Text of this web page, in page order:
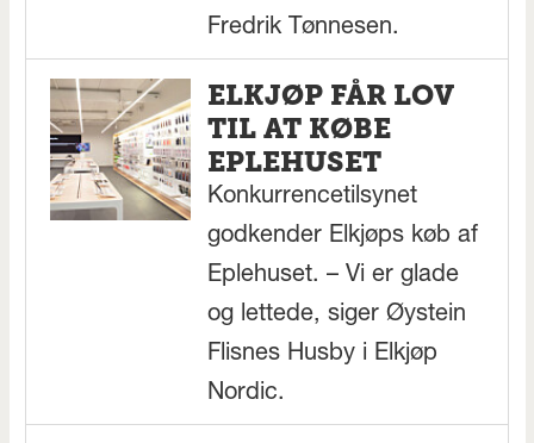
Fredrik Tønnesen.
ELKJØP FÅR LOV
TIL AT KØBE
EPLEHUSET
Konkurrencetilsynet
godkender Elkjøps køb af
Eplehuset. – Vi er glade
og lettede, siger Øystein
Flisnes Husby i Elkjøp
Nordic.